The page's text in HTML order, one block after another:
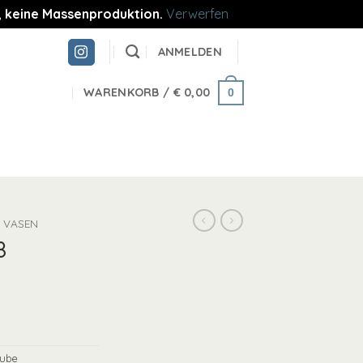
Massenproduktion. Verwerfen
ANMELDEN
WARENKORB / €0,00 0
VASEN